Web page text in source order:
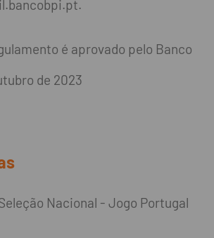
.
é aprovado pelo Banco
de 2023
Nacional - Jogo Portugal